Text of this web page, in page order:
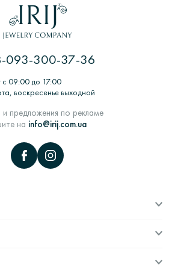
производства.
Обработка заказа>
из воска> Шихтовка> Формирование и
в литейных вакуумных машинах>
по шлифовке> ВТК> пробирка камни>
глянцу> Упаковка и отправка
093-300-37-36
09:00 до 17:00
воскресенье выходной
предложения по рекламе
на info@irij.com.ua